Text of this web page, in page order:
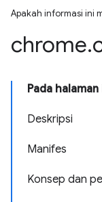
Apakah informasi ini
chrome.
Pada halaman
Deskripsi
Manifes
Konsep dan